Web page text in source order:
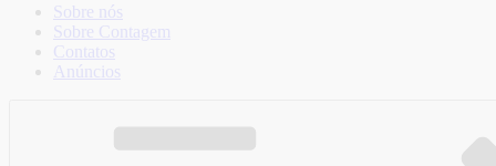
Sobre nós
Sobre Contagem
Contatos
Anúncios